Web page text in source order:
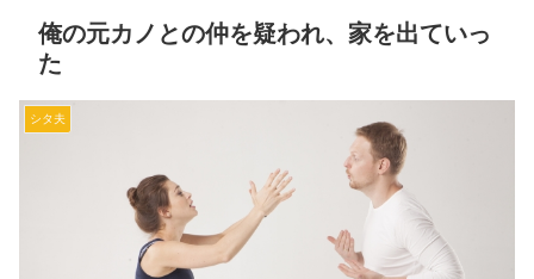
俺の元カノとの仲を疑われ、家を出ていっ
た
シタ夫